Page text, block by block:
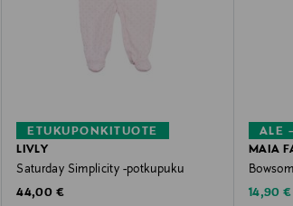
ETUKUPONKITUOTE
LIVLY
Saturday Simplicity -potkupuku
Original Price
44,00 €
ALE
MAIA
14,90 €